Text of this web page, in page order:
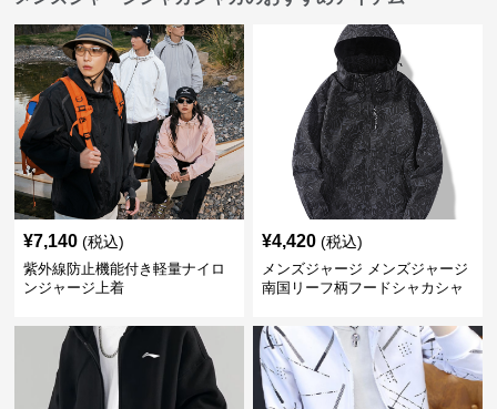
¥7,140 (税込)
紫外線防止機能付き軽量ナイロ
ンジャージ上着
¥4,420 (税込)
メンズジャージ メンズジャージ
南国リーフ柄フードシャカシャ